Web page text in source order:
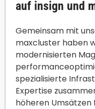
auf insign und
Gemeinsam mit
maxcluster haben
modernisierten
spezialisierte
Expertise
höheren Umsätzen